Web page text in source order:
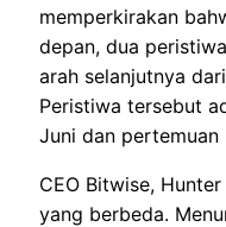
memperkirakan
depan, dua
arah selanjutnya
Peristiwa tersebut
Juni dan pertemuan
CEO Bitwise,
yang berbeda.